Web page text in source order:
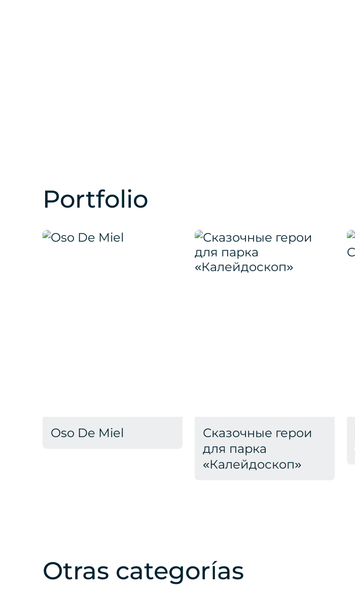
Portfolio
Oso De Miel
Сказочные герои
для парка
«Калейдоскоп»
Otras categorías